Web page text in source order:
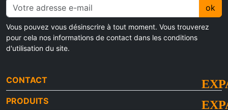
ok
Vous pouvez vous désinscrire à tout moment. Vous trouverez
pour cela nos informations de contact dans les conditions
d'utilisation du site.
CONTACT
PRODUITS